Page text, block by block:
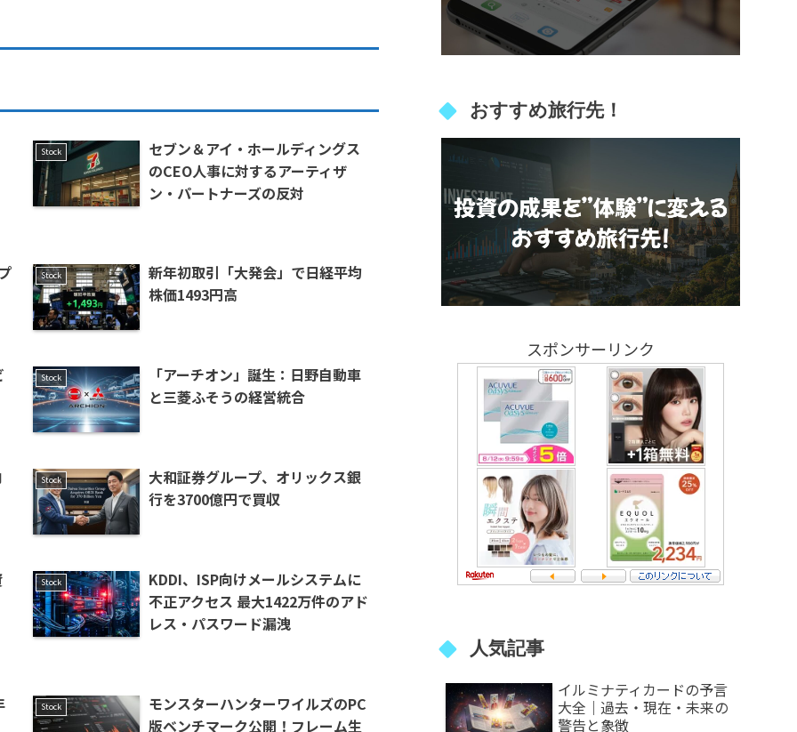
Stock
セブン＆アイ・ホールディングス
のCEO人事に対するアーティザ
ン・パートナーズの反対
Stock
新年初取引「大発会」で日経平均
株価1493円高
Stock
「アーチオン」誕生：日野自動車
と三菱ふそうの経営統合
Stock
大和証券グループ、オリックス銀
行を3700億円で買収
Stock
KDDI、ISP向けメールシステムに
不正アクセス 最大1422万件のアド
レス・パスワード漏洩
Stock
モンスターハンターワイルズのPC
版ベンチマーク公開！フレーム生
おすすめ旅行先！
スポンサーリンク
人気記事
イルミナティカードの予言
大全｜過去・現在・未来の
警告と象徴